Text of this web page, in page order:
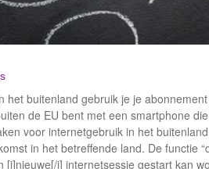
het buitenland gebruik je je
de EU bent met een smartphone
voor internetgebruik in het
in het betreffende land. De functie
[i]nieuwe[/i] internetsessie gestart kan